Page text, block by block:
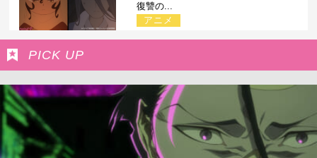
復讐の...
アニメ
PICK UP